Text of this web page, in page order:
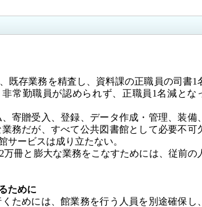
存業務を精査し、資料課の正職員の司書1
常勤職員が認められず、正職員1名減とな
寄贈受入、登録、データ作成・管理、装備、
務だが、すべて公共図書館として必要不可
サービスは成り立たない。
冊と膨大な業務をこなすためには、従前の
ために
ためには、館業務を行う人員を別途確保し、